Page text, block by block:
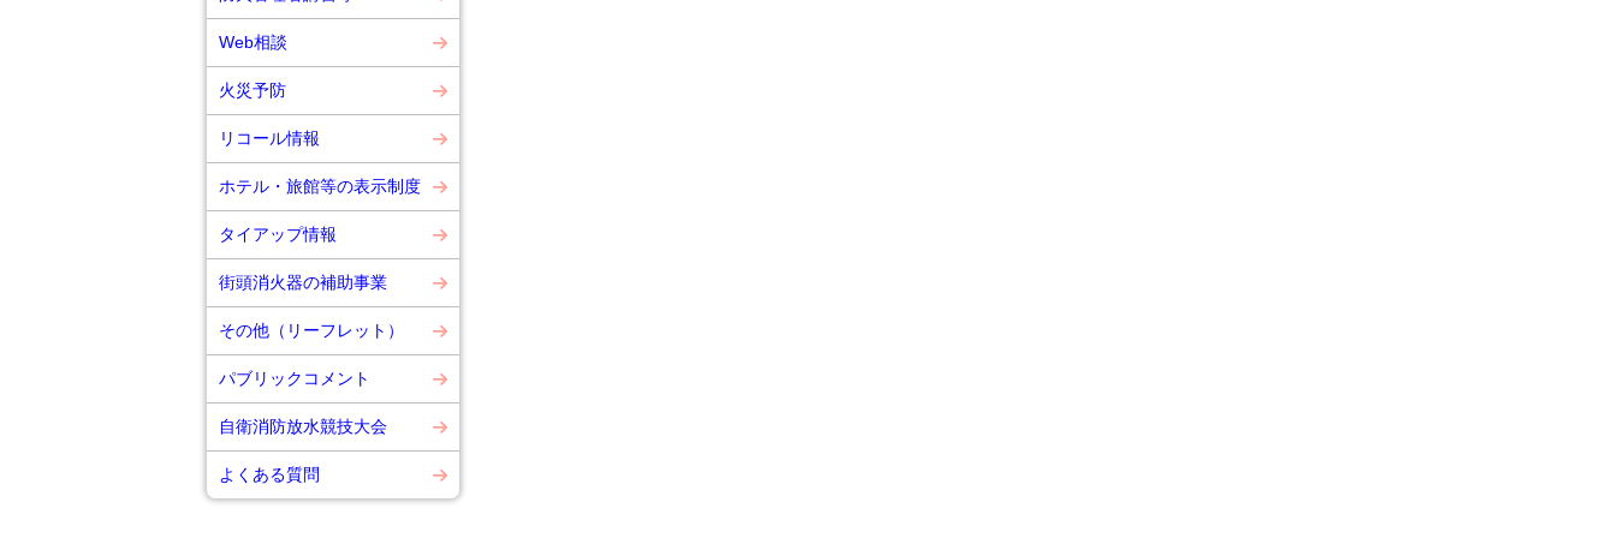
Web相談
火災予防
リコール情報
ホテル・旅館等の表示制度
タイアップ情報
街頭消火器の補助事業
その他（リーフレット）
パブリックコメント
自衛消防放水競技大会
よくある質問